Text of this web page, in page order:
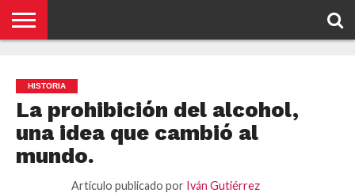
QUÉ
SE
ESTO?
HISTORIA
La prohibición del alcohol,
una idea que cambió al
mundo.
Artículo publicado por Iván Gutiérrez